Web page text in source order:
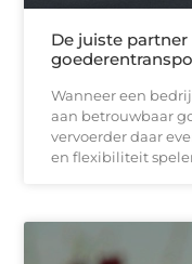
De juiste
Wanneer een
aan betrouwbaar
vervoerder daar
en flexibiliteit